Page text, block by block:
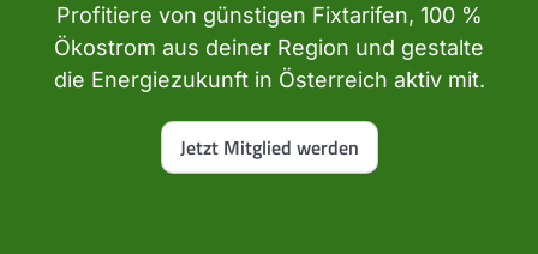
Profitiere von günstigen Fixtarifen, 100 %
Ökostrom aus deiner Region und gestalte
die Energiezukunft in Österreich aktiv mit.
Jetzt Mitglied werden